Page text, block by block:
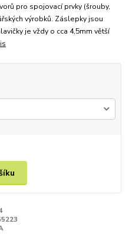
pro spojovací prvky (šrouby,
výrobků. Záslepky jsou
je vždy o cca 4,5mm větší